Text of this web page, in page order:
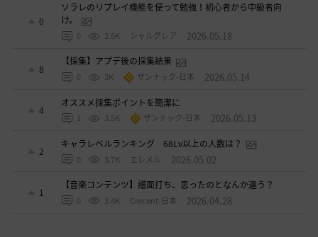
0
ソラレのリプレイ機能を使って勉強！初心者から中級者向
け。
0 2.6K シャルグレア 2026.05.18
8
【採集】アプデ後の採集結果
0 3K ザンナック-日本 2026.05.14
4
オススメ採集ポイントを簡潔に
1 3.5K ザンナック-日本 2026.05.13
2
キャラレベルランキング 68Lv以上の人数は？
0 3.7K エレメル 2026.05.02
1
【音楽コンテンツ】譜面打ち、思ったのとなんか違う？
0 3.4K Crecent-日本 2026.04.28